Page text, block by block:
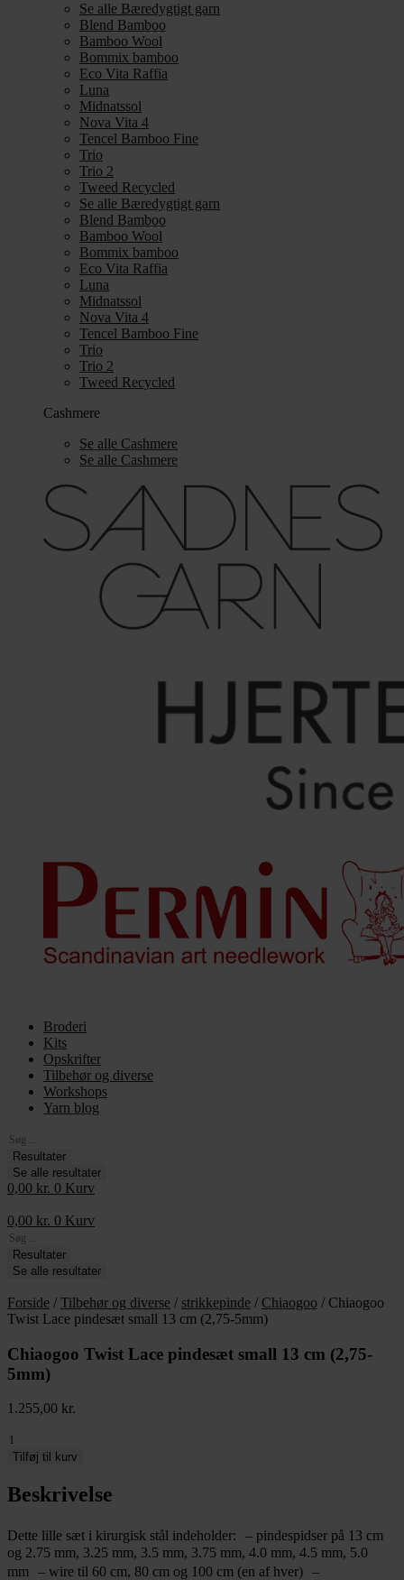
Se alle Bæredygtigt garn
Blend Bamboo
Bamboo Wool
Bommix bamboo
Eco Vita Raffia
Luna
Midnatssol
Nova Vita 4
Tencel Bamboo Fine
Trio
Trio 2
Tweed Recycled
Se alle Bæredygtigt garn
Blend Bamboo
Bamboo Wool
Bommix bamboo
Eco Vita Raffia
Luna
Midnatssol
Nova Vita 4
Tencel Bamboo Fine
Trio
Trio 2
Tweed Recycled
Cashmere
Se alle Cashmere
Se alle Cashmere
Broderi
Kits
Opskrifter
Tilbehør og diverse
Workshops
Yarn blog
Search
...Resultater
Se alle resultater
0,00 kr. 0 Kurv
0,00 kr. 0 Kurv
Search
...Resultater
Se alle resultater
Forside / Tilbehør og diverse / strikkepinde / Chiaogoo / Chiaogoo
Twist Lace pindesæt small 13 cm (2,75-5mm)
Chiaogoo Twist Lace pindesæt small 13 cm (2,75-
5mm)
1.255,00 kr.
Chiaogoo
Twist
pindesæt
small
cm
(2,75-
5mm)
Tilføj til kurv
Beskrivelse
Dette lille sæt i kirurgisk stål indeholder: – pindespidser på 13 cm
og 2.75 mm, 3.25 mm, 3.5 mm, 3.75 mm, 4.0 mm, 4.5 mm, 5.0
mm – wire til 60 cm, 80 cm og 100 cm (en af hver) –